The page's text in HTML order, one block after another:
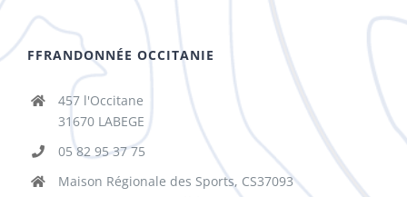
FFRANDONNÉE OCCITANIE
457 l'Occitane
31670 LABEGE
05 82 95 37 75
Maison Régionale des Sports, CS37093